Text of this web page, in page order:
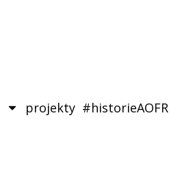
projekty #historieAOFR